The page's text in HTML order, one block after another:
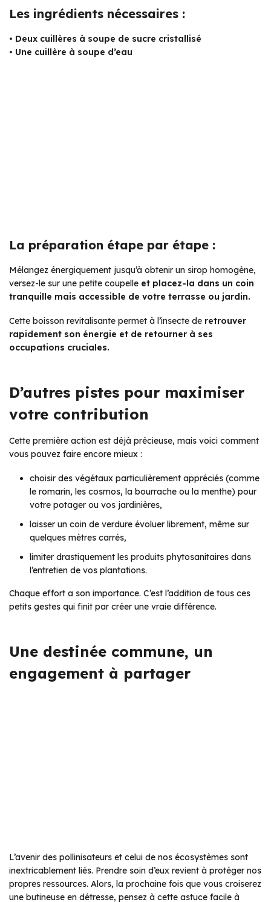
Les ingrédients nécessaires :
• Deux cuillères à soupe de sucre cristallisé
• Une cuillère à soupe d’eau
La préparation étape par étape :
Mélangez énergiquement jusqu’à obtenir un sirop homogène,
versez-le sur une petite coupelle et placez-la dans un coin
tranquille mais accessible de votre terrasse ou jardin.
Cette boisson revitalisante permet à l’insecte de retrouver
rapidement son énergie et de retourner à ses
occupations cruciales.
D’autres pistes pour maximiser
votre contribution
Cette première action est déjà précieuse, mais voici comment
vous pouvez faire encore mieux :
choisir des végétaux particulièrement appréciés (comme
le romarin, les cosmos, la bourrache ou la menthe) pour
votre potager ou vos jardinières,
laisser un coin de verdure évoluer librement, même sur
quelques mètres carrés,
limiter drastiquement les produits phytosanitaires dans
l’entretien de vos plantations.
Chaque effort a son importance. C’est l’addition de tous ces
petits gestes qui finit par créer une vraie différence.
Une destinée commune, un
engagement à partager
L’avenir des pollinisateurs et celui de nos écosystèmes sont
inextricablement liés. Prendre soin d’eux revient à protéger nos
propres ressources. Alors, la prochaine fois que vous croiserez
une butineuse en détresse, pensez à cette astuce facile à